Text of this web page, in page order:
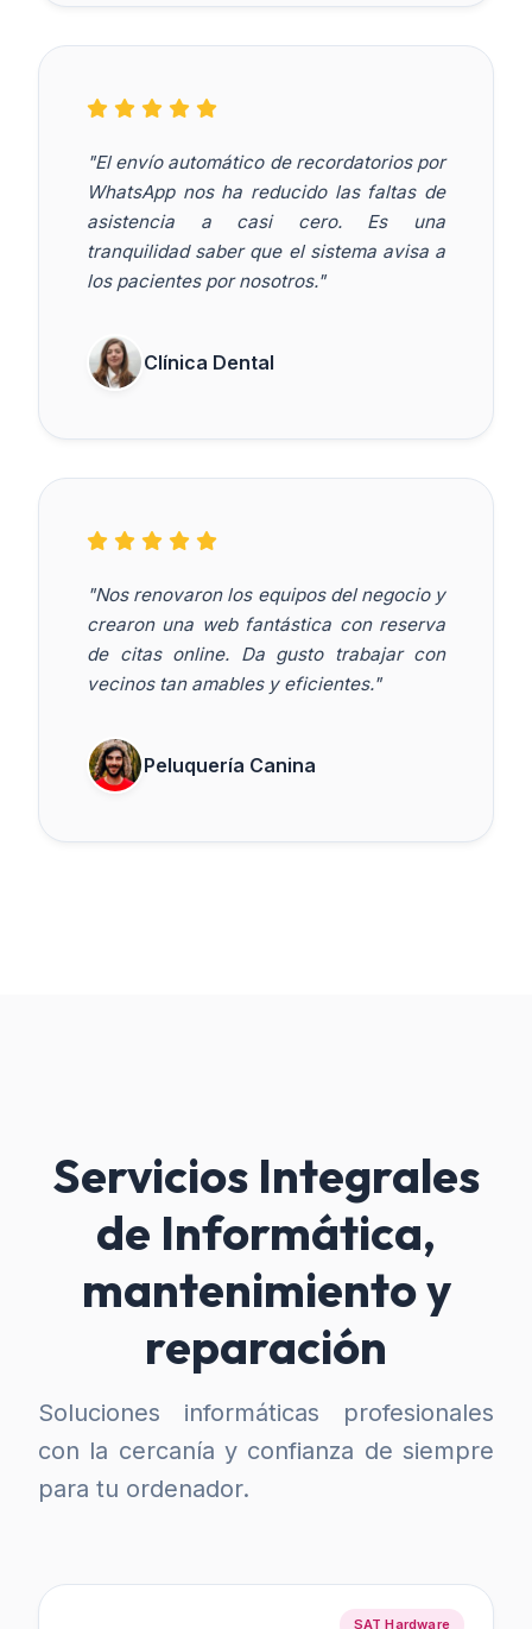
"El envío automático de recordatorios por
WhatsApp nos ha reducido las faltas de
asistencia a casi cero. Es una
tranquilidad saber que el sistema avisa a
los pacientes por nosotros."
Clínica Dental
"Nos renovaron los equipos del negocio y
crearon una web fantástica con reserva
de citas online. Da gusto trabajar con
vecinos tan amables y eficientes."
Peluquería Canina
Servicios Integrales
de Informática,
mantenimiento y
reparación
Soluciones informáticas profesionales
con la cercanía y confianza de siempre
para tu ordenador.
SAT Hardware